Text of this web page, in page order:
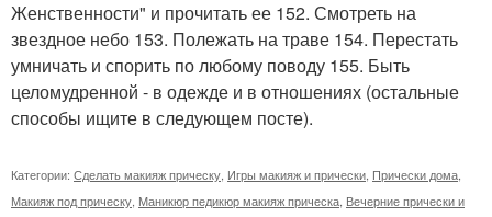
Женственности" и прочитать ее 152. Смотреть на
звездное небо 153. Полежать на траве 154. Перестать
умничать и спорить по любому поводу 155. Быть
целомудренной - в одежде и в отношениях (остальные
способы ищите в следующем посте).
Категории: Сделать макияж прическу Игры макияж и прически Прически дома
Макияж под прическу Маникюр педикюр макияж прическа Вечерние прически и